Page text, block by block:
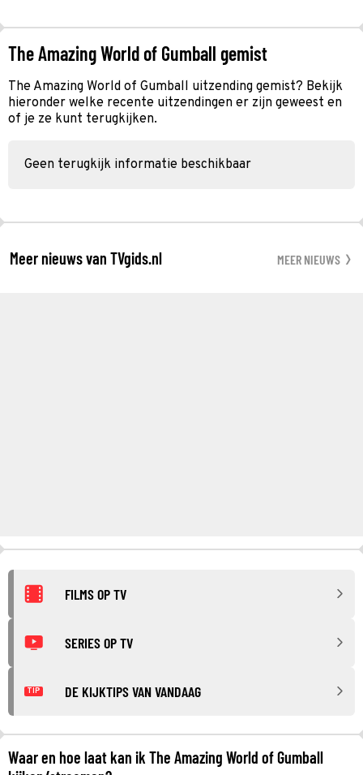
The Amazing World of Gumball gemist
The Amazing World of Gumball uitzending gemist? Bekijk
hieronder welke recente uitzendingen er zijn geweest en
of je ze kunt terugkijken.
Geen terugkijk informatie beschikbaar
Meer nieuws van TVgids.nl MEER NIEUWS
FILMS OP TV
SERIES OP TV
TIP DE KIJKTIPS VAN VANDAAG
Waar en hoe laat kan ik The Amazing World of Gumball